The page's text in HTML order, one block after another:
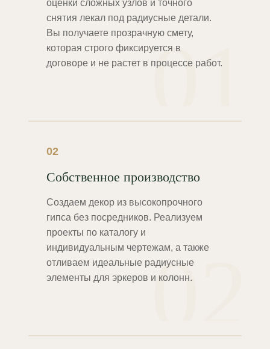
01
оценки сложных узлов и точного
снятия лекал под радиусные детали.
Вы получаете прозрачную смету,
которая строго фиксируется в
договоре и не растет в процессе работ.
02
02
Собственное производство
Создаем декор из высокопрочного
гипса без посредников. Реализуем
проекты по каталогу и
индивидуальным чертежам, а также
отливаем идеальные радиусные
элементы для эркеров и колонн.